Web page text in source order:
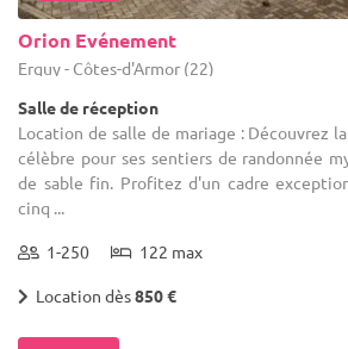
Orion Evénement
Erquy - Côtes-d'Armor (22)
Salle de réception
Location de salle de mariage : Découvrez
célèbre pour ses sentiers de randonnée
de sable fin. Profitez d'un cadre
cinq ...
1-250 122 max
Location dès850 €